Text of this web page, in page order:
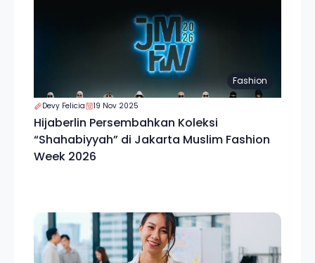
Fashion
Devy Felicia 19 Nov 2025
Hijaberlin Persembahkan Koleksi
“Shahabiyyah” di Jakarta Muslim Fashion
Week 2026